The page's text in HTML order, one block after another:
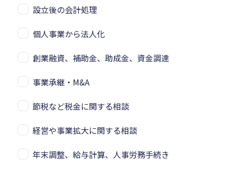
設立後の会計処理
個人事業から法人化
創業融資、補助金、助成金、資金調達
事業承継・M&A
節税など税金に関する相談
経営や事業拡大に関する相談
年末調整、給与計算、人事労務手続き